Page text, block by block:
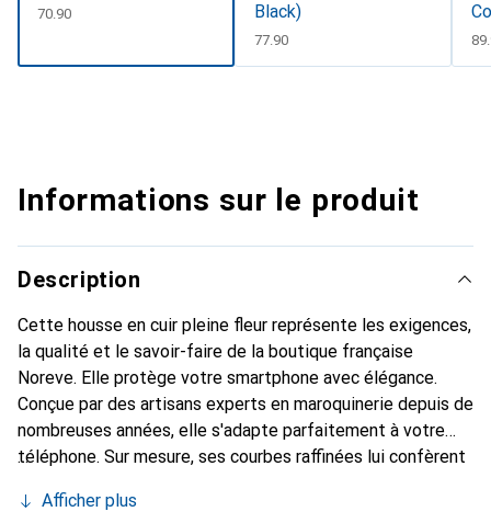
CHF
70.90
Black)
CHF
77.90
Informations sur le produit
Description
Cette housse en cuir pleine fleur représente les exigences,
la qualité et le savoir-faire de la boutique française
Noreve. Elle protège votre smartphone avec élégance.
Conçue par des artisans experts en maroquinerie depuis de
nombreuses années, elle s'adapte parfaitement à votre
téléphone. Sur mesure, ses courbes raffinées lui confèrent
et indispensable de votre smartphone. Reconnaissable à
Afficher plus